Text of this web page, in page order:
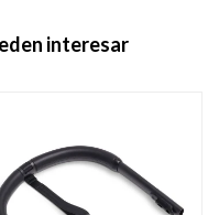
interesar